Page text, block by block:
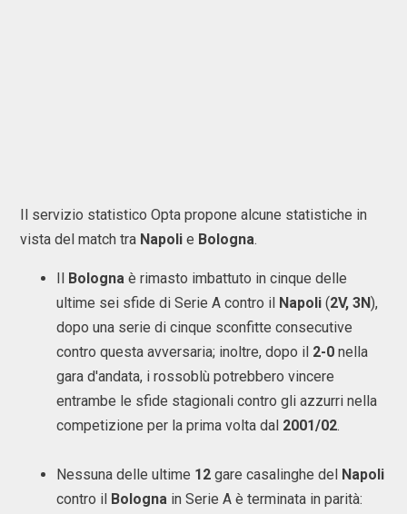
Il servizio statistico Opta propone alcune statistiche in
vista del match tra Napoli e Bologna.
Il Bologna è rimasto imbattuto in cinque delle
ultime sei sfide di Serie A contro il Napoli (2V, 3N),
dopo una serie di cinque sconfitte consecutive
contro questa avversaria; inoltre, dopo il 2-0 nella
gara d'andata, i rossoblù potrebbero vincere
entrambe le sfide stagionali contro gli azzurri nella
competizione per la prima volta dal 2001/02.
Nessuna delle ultime 12 gare casalinghe del Napoli
contro il Bologna in Serie A è terminata in parità: